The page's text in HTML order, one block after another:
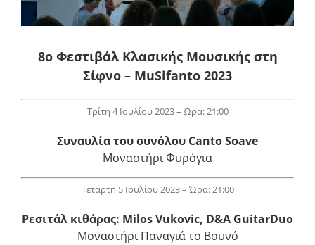
8ο Φεστιβάλ Κλασικής Μουσικής στη
Σίφνο – MuSifanto 2023
Τρίτη 4 Ιουλίου 2023 – Ώρα: 21:00
Συναυλία τoυ συνόλου Canto Soave
Μοναστήρι Φυρόγια
Τετάρτη 5 Ιουλίου 2023 – Ώρα: 21:00
Ρεσιτάλ κιθάρας: Milos Vukovic, D&A GuitarDuo
Μοναστήρι Παναγιά το Βουνό